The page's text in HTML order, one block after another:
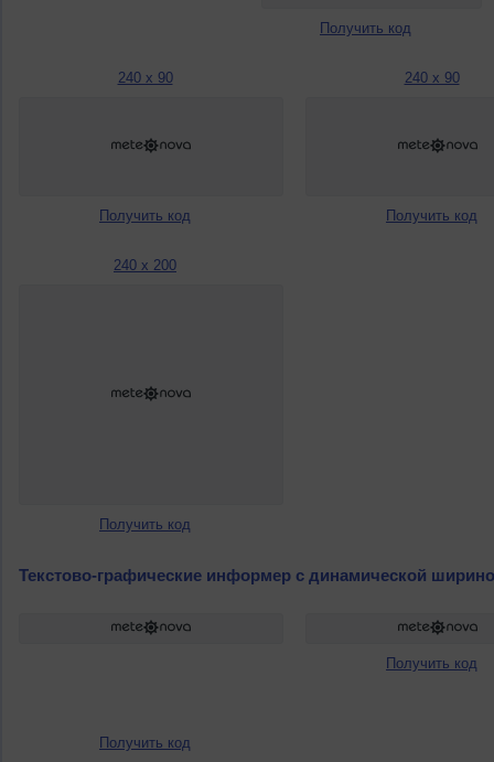
Получить код
240 x 90
Получить код
240 x 90
Получить код
240 x 200
Получить код
Текстово-графические информер с динамической
Получить код
Получить код